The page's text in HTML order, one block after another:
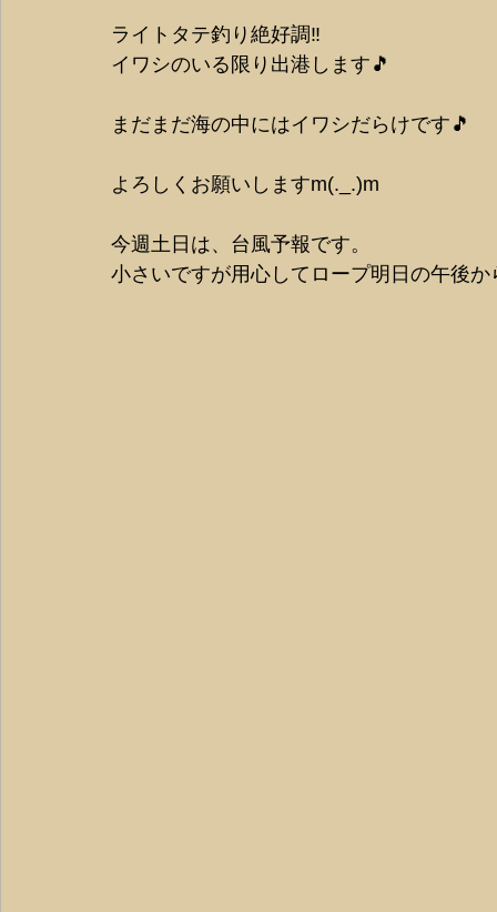
ライトタテ釣り絶好調‼️
イワシのいる限り出港します🎵
まだまだ海の中にはイワシだらけです🎵
よろしくお願いしますm(._.)m
今週土日は、台風予報です。
小さいですが用心してロープ明日の午後